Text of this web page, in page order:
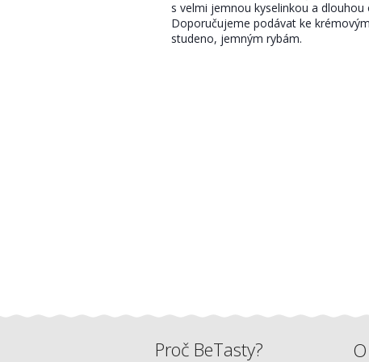
s velmi jemnou kyselinkou a dlouhou
Doporučujeme podávat ke
studeno, jemným rybám.
Proč BeTasty?